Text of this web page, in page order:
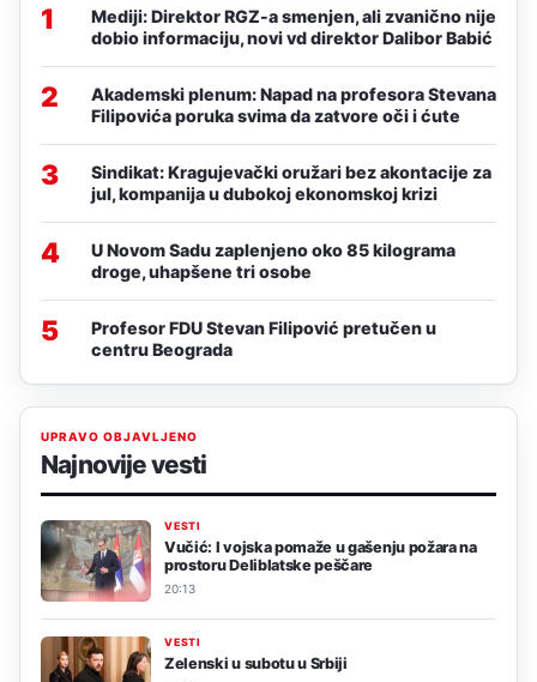
1
Mediji: Direktor RGZ-a smenjen, ali zvanično nije
dobio informaciju, novi vd direktor Dalibor Babić
2
Akademski plenum: Napad na profesora Stevana
Filipovića poruka svima da zatvore oči i ćute
3
Sindikat: Kragujevački oružari bez akontacije za
jul, kompanija u dubokoj ekonomskoj krizi
4
U Novom Sadu zaplenjeno oko 85 kilograma
droge, uhapšene tri osobe
5
Profesor FDU Stevan Filipović pretučen u
centru Beograda
UPRAVO OBJAVLJENO
Najnovije vesti
VESTI
Vučić: I vojska pomaže u gašenju požara na
prostoru Deliblatske peščare
20:13
VESTI
Zelenski u subotu u Srbiji